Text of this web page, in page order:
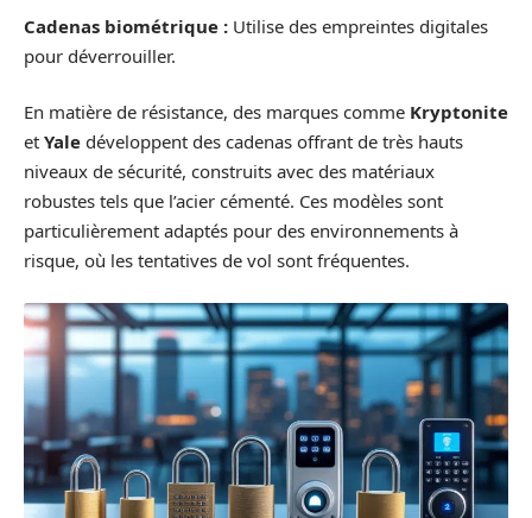
Cadenas biométrique : Utilise des empreintes digitales
pour déverrouiller.
En matière de résistance, des marques comme Kryptonite
et Yale développent des cadenas offrant de très hauts
niveaux de sécurité, construits avec des matériaux
robustes tels que l’acier cémenté. Ces modèles sont
particulièrement adaptés pour des environnements à
risque, où les tentatives de vol sont fréquentes.